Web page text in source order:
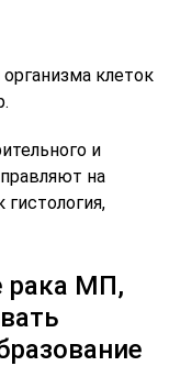
клеток
и
на
рака МП,